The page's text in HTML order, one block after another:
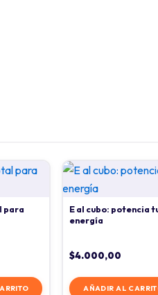
para
E al cubo: potencia
energía
$4.000,00
AÑADIR AL